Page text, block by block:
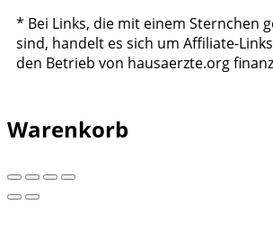
* Bei Links, die mit einem Sternchen
sind, handelt es sich um Affiliate-
den Betrieb von hausaerzte.org
Warenkorb